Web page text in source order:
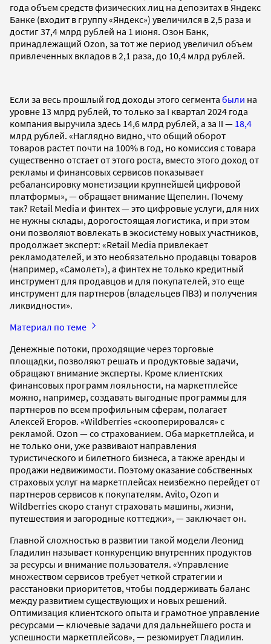
года объем средств физических лиц на депозитах в Яндекс
Банке (входит в группу «Яндекс») увеличился в 2,5 раза и
достиг 37,4 млрд рублей на 1 июня. Озон Банк,
принадлежащий Ozon, за тот же период увеличил объем
привлеченных вкладов в 2,1 раза, до 10,4 млрд рублей.
Если за весь прошлый год доходы этого сегмента были на
уровне 13 млрд рублей, то только за I квартал 2024 года
компания выручила здесь 14,6 млрд рублей, а за II — 18,4
млрд рублей. «Наглядно видно, что общий оборот
товаров растет почти на 100% в год, но комиссия с товара
существенно отстает от этого роста, вместо этого доход от
рекламы и финансовых сервисов показывает
ребалансировку монетизации крупнейшей цифровой
платформы», — обращает внимание Щепелин. Почему
так? Retail Media и финтех — это цифровые услуги, для них
не нужны склады, дорогостоящая логистика, и при этом
они позволяют вовлекать в экосистему новых участников,
продолжает эксперт: «Retail Media привлекает
рекламодателей, и это необязательно продавцы товаров
(например, «Самолет»), а финтех не только кредитный
инструмент для продавцов и для покупателей, это еще
инструмент для партнеров (владельцев ПВЗ) и получения
ликвидности».
Материал по теме
Денежные потоки, проходящие через торговые
площадки, позволяют решать и продуктовые задачи,
обращают внимание эксперты. Кроме клиентских
финансовых программ лояльности, на маркетплейсе
можно, например, создавать выгодные программы для
партнеров по всем профильным сферам, полагает
Алексей Егоров. «Wildberries «скооперировался» с
рекламой. Ozon — со страхованием. Оба маркетплейса, и
не только они, уже развивают направления
туристического и билетного бизнеса, а также аренды и
продажи недвижимости. Поэтому оказание собственных
страховых услуг на маркетплейсах неизбежно перейдет от
партнеров сервисов к покупателям. Avito, Ozon и
Wildberries скоро станут страховать машины, жизни,
путешествия и загородные коттеджи», — заключает он.
Главной сложностью в развитии такой модели Леонид
Гладилин называет конкуренцию внутренних продуктов
за ресурсы и внимание пользователя. «Управление
множеством сервисов требует четкой стратегии и
расстановки приоритетов, чтобы поддерживать баланс
между развитием существующих и новых решений.
Оптимизация клиентского опыта и грамотное управление
ресурсами — ключевые задачи для дальнейшего роста и
успешности маркетплейсов», — резюмирует Гладилин.